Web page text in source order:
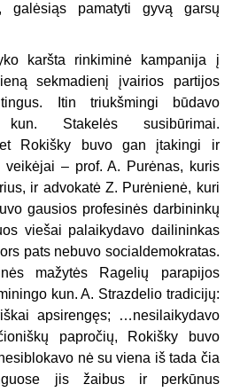
galėsiąs pamatyti gyvą garsų
karšta rinkiminė kampanija į
sekmadienį įvairios partijos
Itin triukšmingi būdavo
Stakelės susibūrimai.
Rokišky buvo gan įtakingi ir
– prof. A. Purėnas, kuris
ir advokatė Z. Purėnienė, kuri
gausios profesinės darbininkų
viešai palaikydavo dailininkas
pats nebuvo socialdemokratas.
mažytės Ragelių parapijos
kun. A. Strazdelio tradicijų:
apsirengęs; …nesilaikydavo
papročių, Rokišky buvo
nė su viena iš tada čia
jis žaibus ir perkūnus